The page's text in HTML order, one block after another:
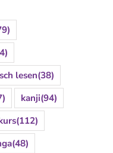
lesen(38)
kanji(94)
(112)
(48)